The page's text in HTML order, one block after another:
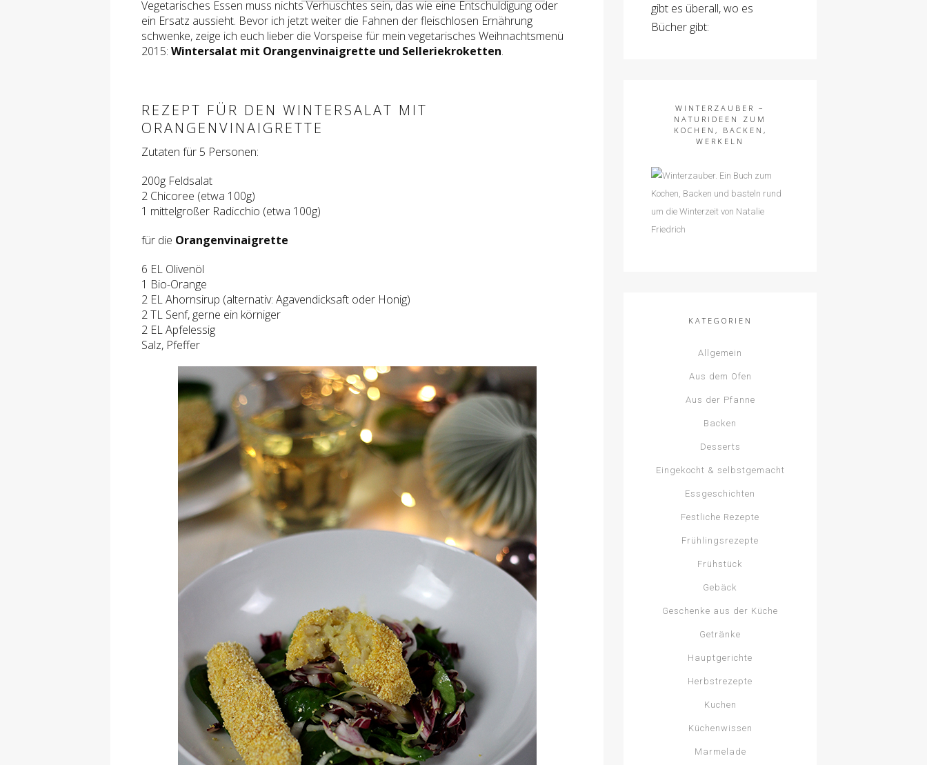
Vegetarisches Essen muss nichts Verhuschtes sein, das wie eine Entschuldigung oder
ein Ersatz aussieht. Bevor ich jetzt weiter die Fahnen der fleischlosen Ernährung
schwenke, zeige ich euch lieber die Vorspeise für mein vegetarisches Weihnachtsmenü
2015: Wintersalat mit Orangenvinaigrette und Selleriekroketten.
REZEPT FÜR DEN WINTERSALAT MIT
ORANGENVINAIGRETTE
Zutaten für 5 Personen:
200g Feldsalat
2 Chicoree (etwa 100g)
1 mittelgroßer Radicchio (etwa 100g)
für die Orangenvinaigrette
6 EL Olivenöl
1 Bio-Orange
2 EL Ahornsirup (alternativ: Agavendicksaft oder Honig)
2 TL Senf, gerne ein körniger
2 EL Apfelessig
Salz, Pfeffer
gibt es überall, wo es
Bücher gibt:
WINTERZAUBER –
NATURIDEEN ZUM
KOCHEN, BACKEN,
WERKELN
KATEGORIEN
Allgemein
Aus dem Ofen
Aus der Pfanne
Backen
Desserts
Eingekocht & selbstgemacht
Essgeschichten
Festliche Rezepte
Frühlingsrezepte
Frühstück
Gebäck
Geschenke aus der Küche
Getränke
Hauptgerichte
Herbstrezepte
Kuchen
Küchenwissen
Marmelade